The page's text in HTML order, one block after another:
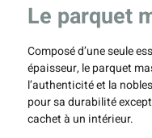
Le parquet
Composé d’une seule
épaisseur, le parquet
l’authenticité et la
pour sa durabilité
cachet à un intérieur.